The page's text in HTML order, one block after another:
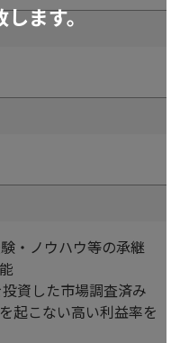
します。
・ノウハウ等の承継
資した市場調査済み
起こない高い利益率を